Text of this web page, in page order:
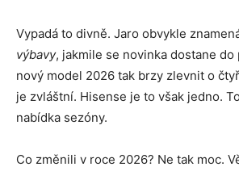
Vypadá to divně. Jaro obvykle
výbavy, jakmile se novinka dostane do
nový model 2026 tak brzy zlevnit o
je zvláštní. Hisense je to však jedno.
nabídka sezóny.
Co změnili v roce 2026? Ne tak moc.